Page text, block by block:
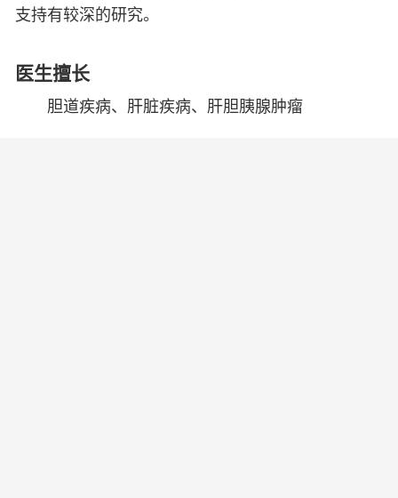
支持有较深的研究。
医生擅长
胆道疾病、肝脏疾病、肝胆胰腺肿瘤